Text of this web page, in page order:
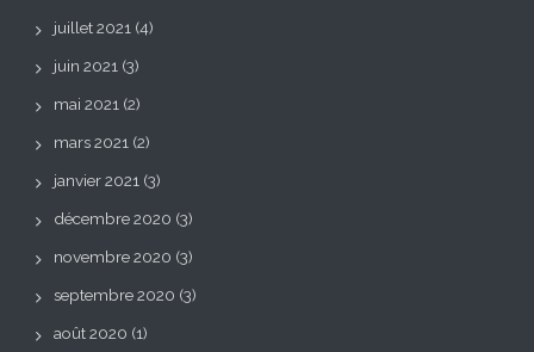
juillet 2021 (4)
juin 2021 (3)
mai 2021 (2)
mars 2021 (2)
janvier 2021 (3)
décembre 2020 (3)
novembre 2020 (3)
septembre 2020 (3)
août 2020 (1)